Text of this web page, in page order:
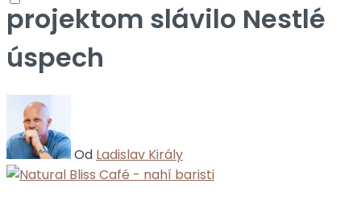
projektom slávilo Nestlé
úspech
Od Ladislav Király